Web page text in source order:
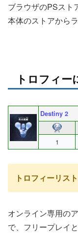
ブラウザのPSスト
本体のストアから
トロフィー
Destiny 2
1
トロフィーリスト
オンライン専用の
で、フリープレイ